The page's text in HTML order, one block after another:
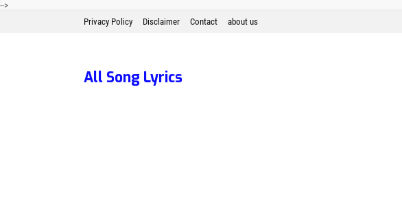
-->
Privacy Policy Disclaimer Contact about us
All Song Lyrics